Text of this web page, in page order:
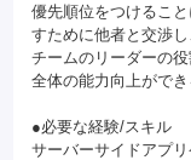
優先順位をつけるこ
すために他者と交渉
チームのリーダーの
全体の能力向上がで
●必要な経験/スキル
サーバーサイドアプ